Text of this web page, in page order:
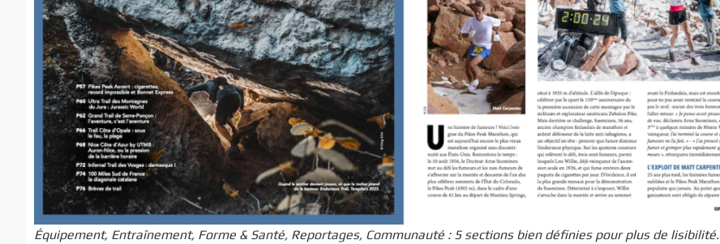
Équipement, Entraînement, Forme & Santé, Reportages, Communauté : 5 sections bien définies pour plus de lisibilité.